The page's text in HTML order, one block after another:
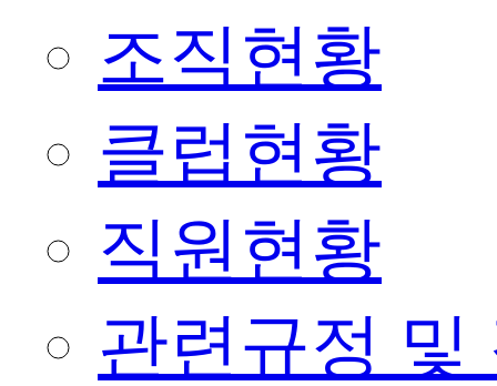
조직현황
클럽현황
직원현황
관련규정 및